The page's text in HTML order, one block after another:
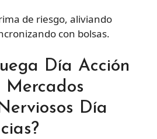
de riesgo, aliviando
con bolsas.
Día Acción
Mercados
Día